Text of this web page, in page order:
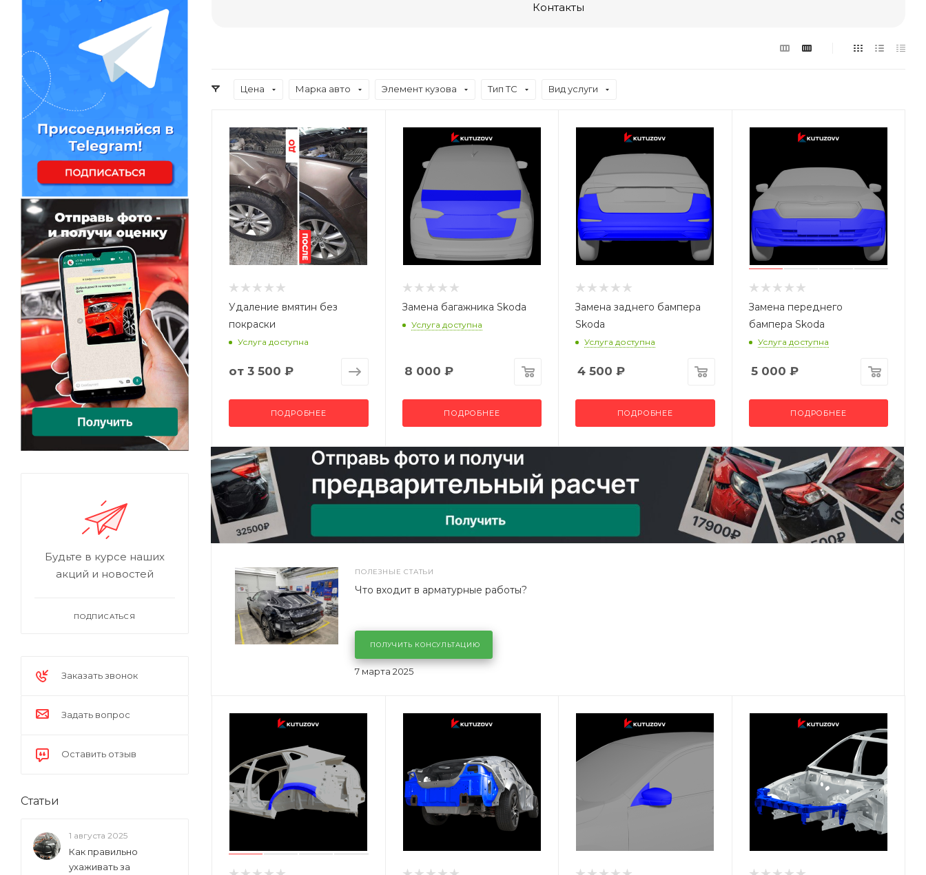
Контакты
Цена Марка авто Элемент кузова Тип ТС Вид услуги
Удаление вмятин без
покраски
Услуга доступна
от 3 500 ₽
ПОДРОБНЕЕ
Замена багажника Skoda
Услуга доступна
8 000 ₽
ПОДРОБНЕЕ
Замена заднего бампера
Skoda
Услуга доступна
4 500 ₽
ПОДРОБНЕЕ
Замена переднего
бампера Skoda
Услуга доступна
5 000 ₽
ПОДРОБНЕЕ
ПОЛЕЗНЫЕ СТАТЬИ
7 марта 2025
Что входит в арматурные работы?
ПОЛУЧИТЬ КОНСУЛЬТАЦИЮ
Будьте в курсе наших
акций и новостей
ПОДПИСАТЬСЯ
Заказать звонок
Задать вопрос
Оставить отзыв
Статьи
1 августа 2025
Как правильно
ухаживать за